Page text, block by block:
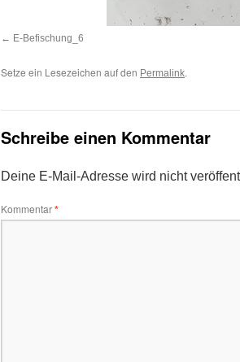
E-Befischung_6
Setze ein Lesezeichen auf den Permalink.
Schreibe einen Kommentar
Deine E-Mail-Adresse wird nicht
Kommentar *